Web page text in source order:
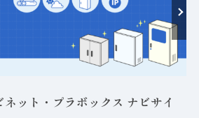
ット・プラボックス ナビサイ